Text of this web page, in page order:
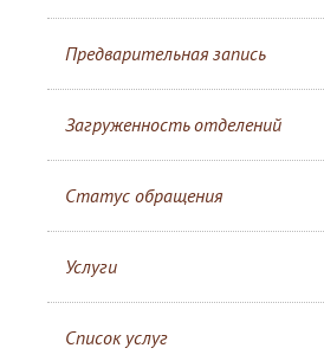
Предварительная запись
Загруженность отделений
Статус обращения
Услуги
Список услуг